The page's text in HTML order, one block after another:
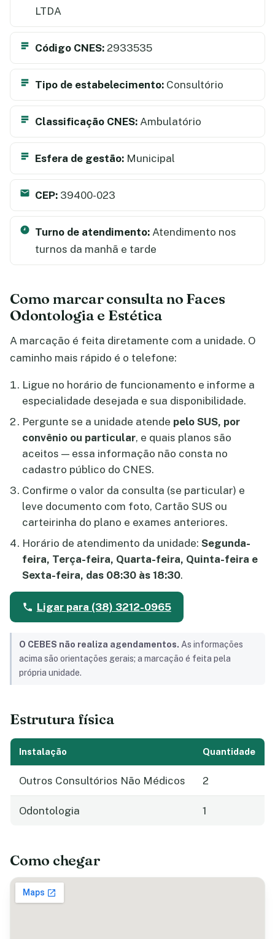
LTDA
Código CNES: 2933535
Tipo de estabelecimento: Consultório
Classificação CNES: Ambulatório
Esfera de gestão: Municipal
CEP: 39400-023
Turno de atendimento: Atendimento nos
turnos da manhã e tarde
Como marcar consulta no Faces
Odontologia e Estética
A marcação é feita diretamente com a unidade. O
caminho mais rápido é o telefone:
Ligue no horário de funcionamento e informe a
especialidade desejada e sua disponibilidade.
Pergunte se a unidade atende pelo SUS, por
convênio ou particular, e quais planos são
aceitos — essa informação não consta no
cadastro público do CNES.
Confirme o valor da consulta (se particular) e
leve documento com foto, Cartão SUS ou
carteirinha do plano e exames anteriores.
Horário de atendimento da unidade: Segunda-
feira, Terça-feira, Quarta-feira, Quinta-feira e
Sexta-feira, das 08:30 às 18:30.
Ligar para (38) 3212-0965
O CEBES não realiza agendamentos. As informações
acima são orientações gerais; a marcação é feita pela
própria unidade.
Estrutura física
Instalação Quantidade
Outros Consultórios Não Médicos 2
Odontologia 1
Como chegar